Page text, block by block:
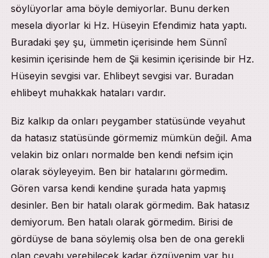
söylüyorlar ama böyle demiyorlar. Bunu derken
mesela diyorlar ki Hz. Hüseyin Efendimiz hata yaptı.
Buradaki şey şu, ümmetin içerisinde hem Sünnî
kesimin içerisinde hem de Şii kesimin içerisinde bir Hz.
Hüseyin sevgisi var. Ehlibeyt sevgisi var. Buradan
ehlibeyt muhakkak hataları vardır.
Biz kalkıp da onları peygamber statüsünde veyahut
da hatasız statüsünde görmemiz mümkün değil. Ama
velakin biz onları normalde ben kendi nefsim için
olarak söyleyeyim. Ben bir hatalarını görmedim.
Gören varsa kendi kendine şurada hata yapmış
desinler. Ben bir hatalı olarak görmedim. Bak hatasız
demiyorum. Ben hatalı olarak görmedim. Birisi de
gördüyse de bana söylemiş olsa ben de ona gerekli
olan cevabı verebilecek kadar özgüvenim var bu